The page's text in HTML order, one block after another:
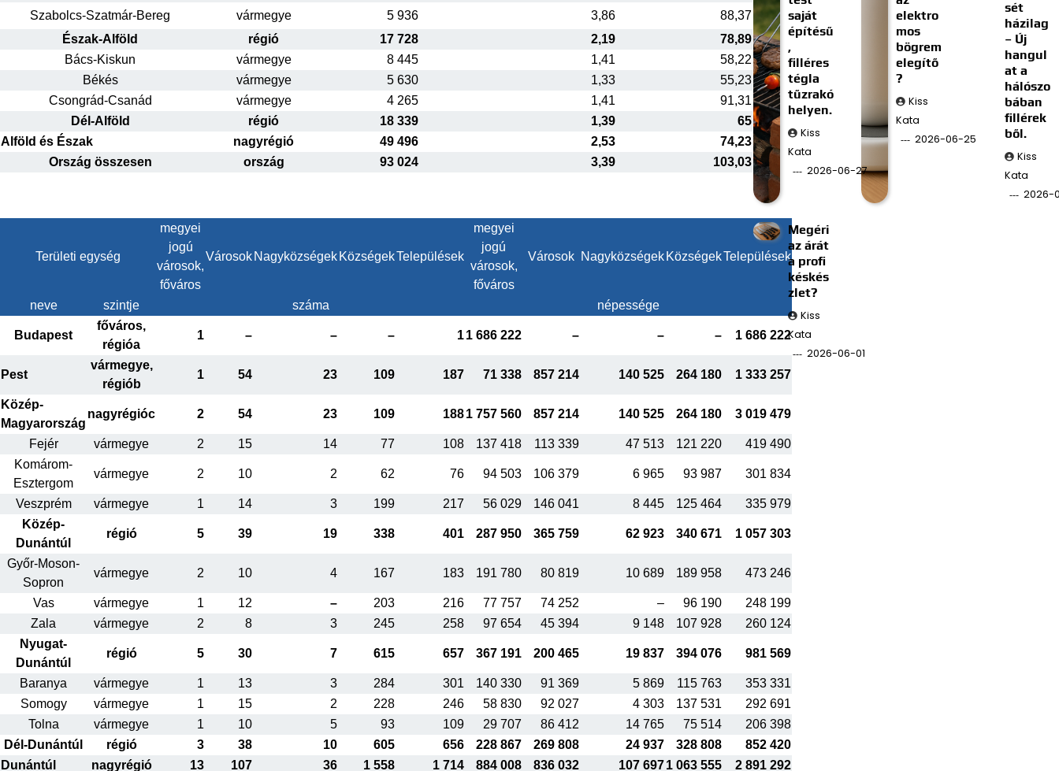
Szabolcs-Szatmár-Bereg vármegye 5 936 3,86
88,37
Észak-Alföld
régió 17 728 2,19
78,89
Bács-Kiskun
vármegye 8 445 1,41
58,22
Békés
vármegye 5 630 1,33
55,23
Csongrád-Csanád
vármegye 4 265 1,41
91,31
Dél-Alföld
régió 18 339 1,39
65
Alföld és Észak
nagyrégió 49 496 2,53
74,23
Ország összesen
ország 93 024 3,39 103,03
Területi egység
megyei
jogú
városok,
főváros
Városok Nagyközségek KözségekTelepülések
megyei
jogú
városok,
főváros
Városok Nagyközségek KözségekTelepülések
neve szintje száma népessége
Budapest
főváros,
régióa
1 – – – 11 686 222 – – – 1 686 222
Pest
vármegye,
régiób
1 54 23 109 187 71 338 857 214 140 525 264 180 1 333 257
Közép-
Magyarország
nagyrégióc 2 54 23 109 1881 757 560 857 214 140 525 264 180 3 019 479
Fejér vármegye 2 15 14 77 108 137 418 113 339 47 513 121 220
419 490
Komárom-
Esztergom
vármegye 2 10 2 62 76 94 503 106 379 6 965 93 987 301 834
Veszprém vármegye 1 14 3 199 217 56 029 146 041 8 445 125 464
335 979
Közép-
Dunántúl
régió 5 39 19 338 401 287 950 365 759 62 923 340 671 1 057 303
Győr-Moson-
Sopron
vármegye 2 10 4 167 183 191 780 80 819 10 689 189 958 473 246
Vas vármegye 1 12 – 203 216 77 757 74 252 – 96 190
248 199
Zala
vármegye 2 8 3 245 258 97 654 45 394 9 148 107 928
260 124
Nyugat-
Dunántúl
régió 5 30 7 615 657 367 191 200 465 19 837 394 076 981 569
Baranya vármegye 1 13 3 284 301 140 330 91 369 5 869 115 763
353 331
Somogy
vármegye 1 15 2 228 246 58 830 92 027 4 303 137 531
292 691
Tolna
vármegye 1 10 5 93 109 29 707 86 412 14 765 75 514
206 398
Dél-Dunántúl
régió 3 38 10 605 656 228 867 269 808 24 937 328 808
852 420
Dunántúl
nagyrégió 13 107 36 1 558 1 714 884 008 836 032 107 6971 063 555
2 891 292
saját
építésű
,
filléres
tégla
tűzrakó
helyen.
Kiss
Kata
2026-06-27
elektro
mos
bögrem
elegítő
?
Kiss
Kata
2026-06-25
sét
házilag
– Új
hangul
at a
hálószo
bában
fillérek
ből.
Kiss
Kata
2026-
Megéri
az árát
a profi
késkés
zlet?
Kiss
Kata
2026-06-01